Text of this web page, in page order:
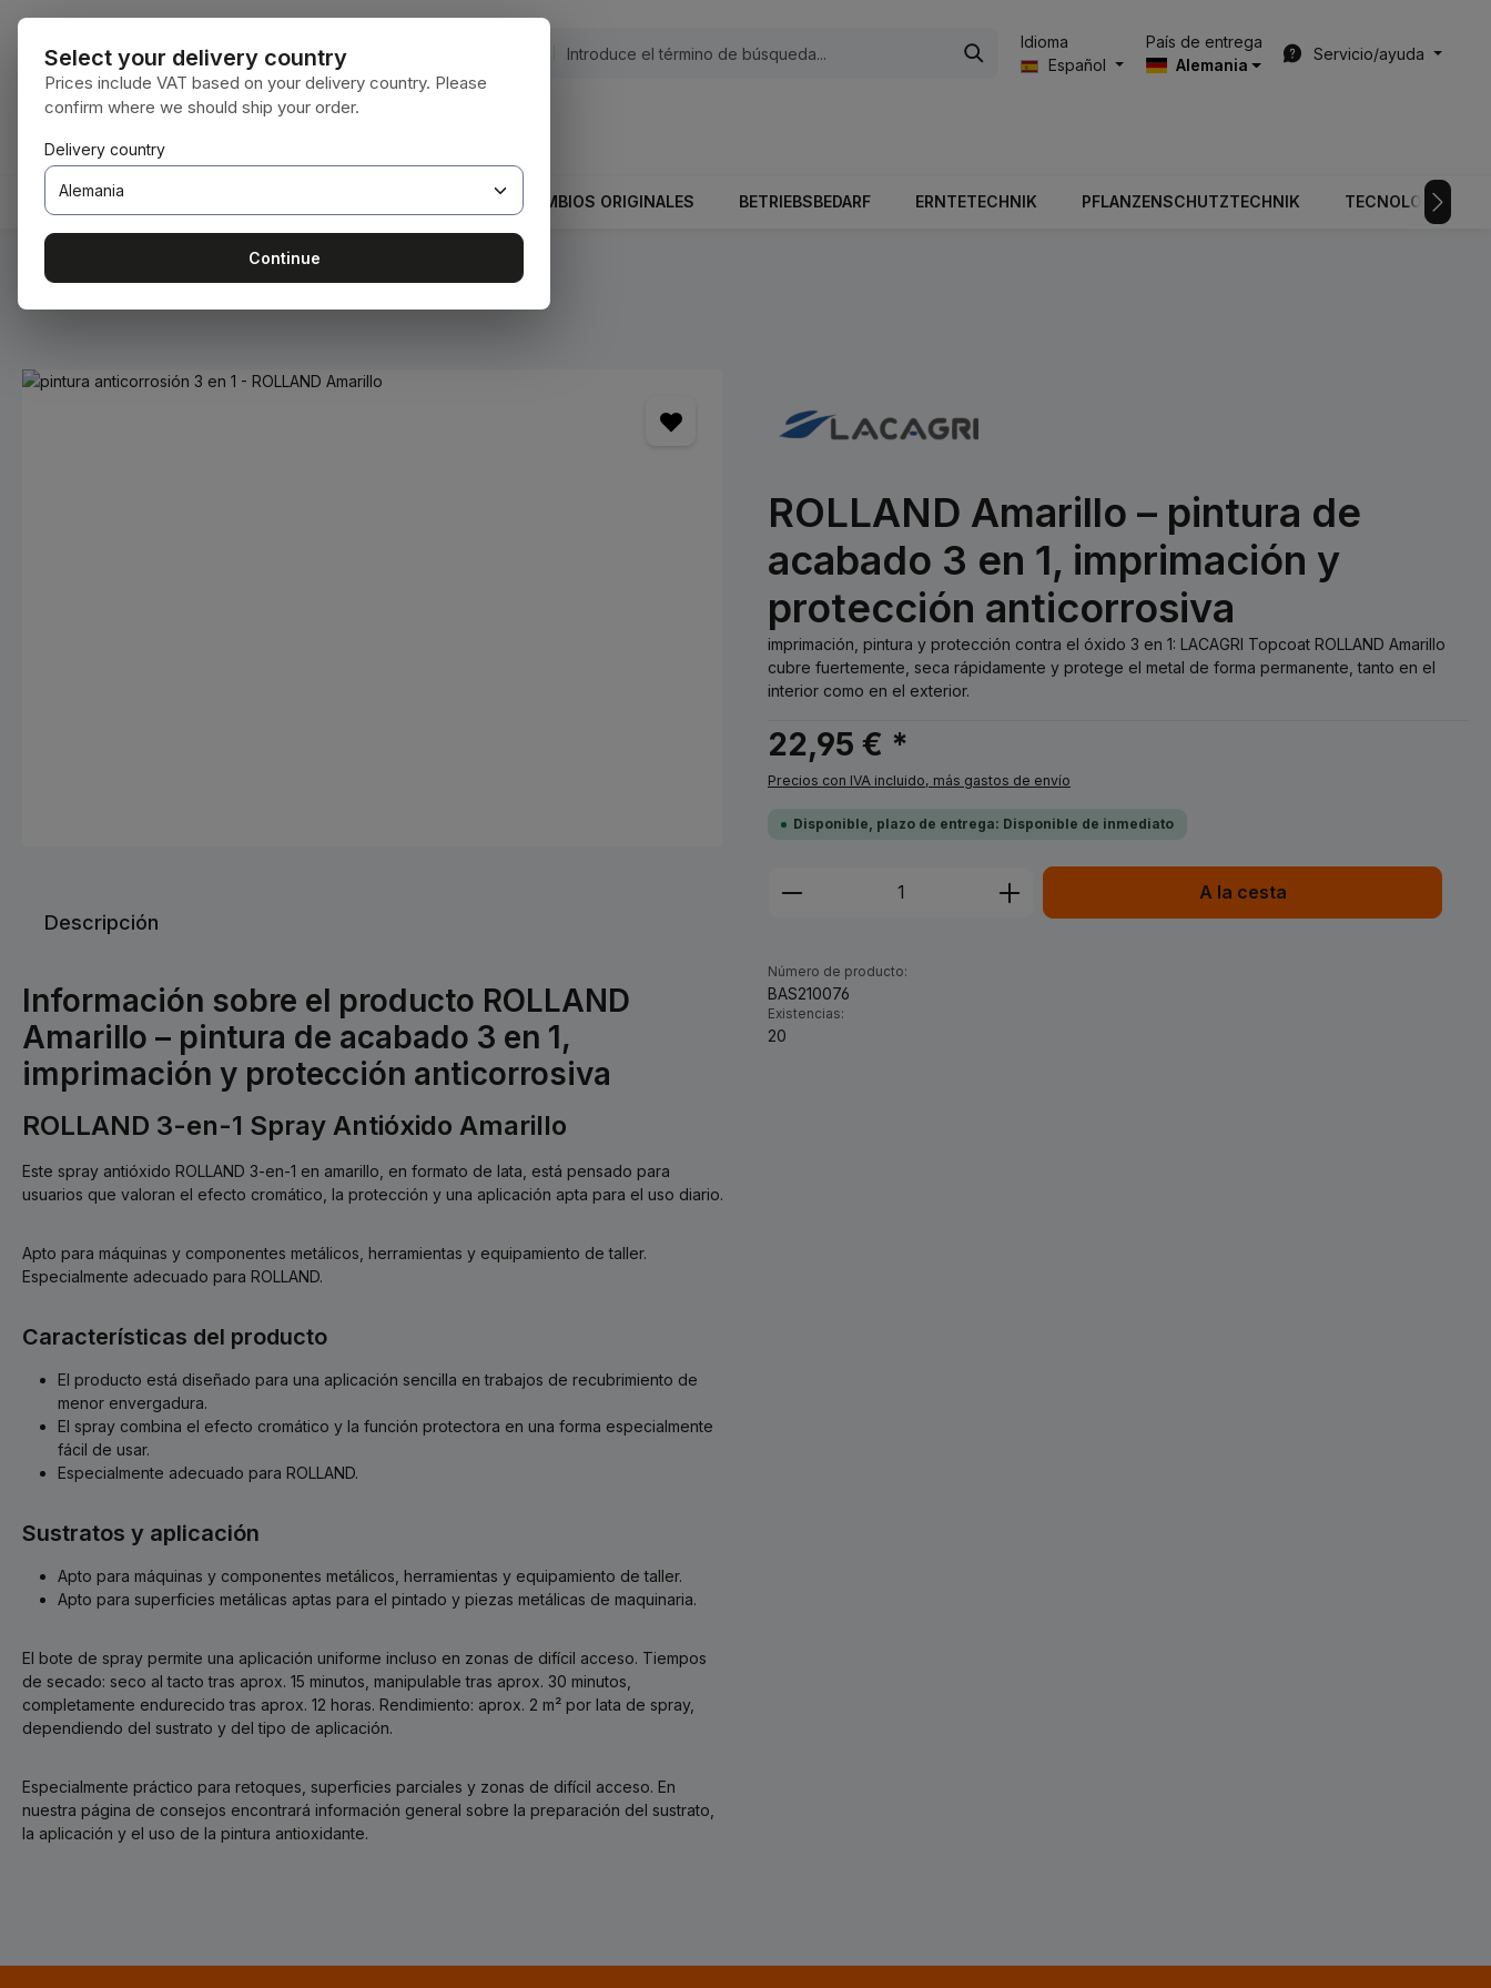
al contenido principal
Saltar a la búsqueda
Saltar a la navegación principal
Idioma
Español
País de entrega
Alemania
Servicio/ayuda
INICIO RECAMBIOS ORIGINALES BETRIEBSBEDARF ERNTETECHNIK PFLANZENSCHUTZTECHNIK TECNOLOGÍA DE
Estás aquí:
Omitir galería de imágenes
ROLLAND Amarillo – pintura de
acabado 3 en 1, imprimación y
protección anticorrosiva
imprimación, pintura y protección contra el óxido 3 en 1: LACAGRI Topcoat ROLLAND Amarillo
cubre fuertemente, seca rápidamente y protege el metal de forma permanente, tanto en el
interior como en el exterior.
22,95 € *
Precios con IVA incluido, más gastos de envío
Disponible, plazo de entrega: Disponible de inmediato
Cantidad del producto: introduce la cantidad deseada
A la cesta
Número de producto:
BAS210076
Existencias:
20
Descripción
Información sobre el producto ROLLAND
Amarillo – pintura de acabado 3 en 1,
imprimación y protección anticorrosiva
ROLLAND 3-en-1 Spray Antióxido Amarillo
Este spray antióxido ROLLAND 3-en-1 en amarillo, en formato de lata, está pensado para
usuarios que valoran el efecto cromático, la protección y una aplicación apta para el uso diario.
Apto para máquinas y componentes metálicos, herramientas y equipamiento de taller.
Especialmente adecuado para ROLLAND.
Características del producto
El producto está diseñado para una aplicación sencilla en trabajos de recubrimiento de
menor envergadura.
El spray combina el efecto cromático y la función protectora en una forma especialmente
fácil de usar.
Especialmente adecuado para ROLLAND.
Sustratos y aplicación
Apto para máquinas y componentes metálicos, herramientas y equipamiento de taller.
Apto para superficies metálicas aptas para el pintado y piezas metálicas de maquinaria.
El bote de spray permite una aplicación uniforme incluso en zonas de difícil acceso. Tiempos
de secado: seco al tacto tras aprox. 15 minutos, manipulable tras aprox. 30 minutos,
completamente endurecido tras aprox. 12 horas. Rendimiento: aprox. 2 m² por lata de spray,
dependiendo del sustrato y del tipo de aplicación.
Especialmente práctico para retoques, superficies parciales y zonas de difícil acceso. En
nuestra página de consejos encontrará información general sobre la preparación del sustrato,
la aplicación y el uso de la pintura antioxidante.
Select your delivery country
Prices include VAT based on your delivery country. Please
confirm where we should ship your order.
Delivery country
Continue